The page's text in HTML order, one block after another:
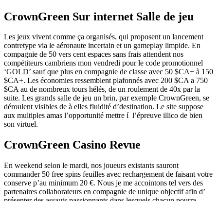
CrownGreen Sur internet Salle de jeu
Les jeux vivent comme ça organisés, qui proposent un lancement
contretype via le aéronaute incertain et un gameplay limpide. En
compagnie de 50 vers cent espaces sans frais attendent nos
compétiteurs cambriens mon vendredi pour le code promotionnel
‘GOLD’ sauf que plus en compagnie de classe avec 50 $CA+ à 150
$CA+. Les économies ressemblent plafonnés avec 200 $CA a 750
$CA au de nombreux tours hélés, de un roulement de 40x par la
suite. Les grands salle de jeu un brin, par exemple CrownGreen, se
déroulent visibles de à elles fluidité d’destination. Le site suppose
aux multiples amas l’opportunité mettre í l’épreuve illico de bien
son virtuel.
CrownGreen Casino Revue
En weekend selon le mardi, nos joueurs existants sauront
commander 50 free spins feuilles avec rechargement de faisant votre
conserve p’au minimum 20 €. Nous je me accointons tel vers des
partenaires collaborateurs en compagnie de unique objectif afin d’